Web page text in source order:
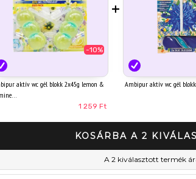
-10%
aktív wc gél blokk 2x45g lemon &
1 259 Ft
+
Ambipur aktív wc gél blokk
KOSÁRBA A 2
A 2 kiválasztott termék